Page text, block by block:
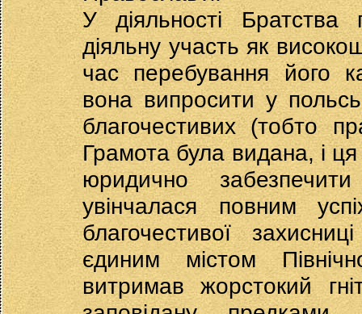
У діяльності
діяльну участь як
час перебування його
вона випросити у
благочестивих (тобто
Грамота була видана, і
юридично
увінчалася повним
благочестивої
єдиним містом
витримав жорстокий